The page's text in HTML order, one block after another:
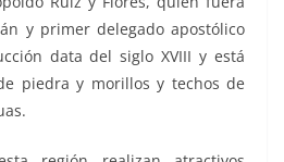
y primer delegado apostólico
data del siglo XVIII y está
piedra y morillos y techos de